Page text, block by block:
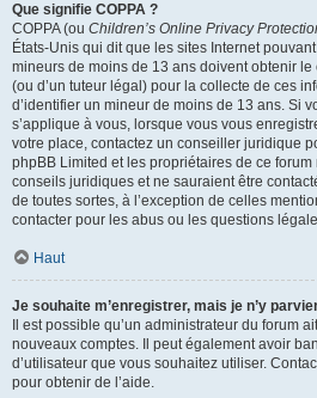
Que signifie COPPA ?
COPPA (ou Children’s Online Privacy
États-Unis qui dit que les sites Internet
mineurs de moins de 13 ans doivent obtenir
(ou d’un tuteur légal) pour la collecte de ces
d’identifier un mineur de moins de 13 ans. Si
s’applique à vous, lorsque vous vous
votre place, contactez un conseiller juridique
phpBB Limited et les propriétaires de ce
conseils juridiques et ne sauraient être
de toutes sortes, à l’exception de celles
contacter pour les abus ou les questions
Haut
Je souhaite m’enregistrer, mais je n’y
Il est possible qu’un administrateur du forum
nouveaux comptes. Il peut également avoir
d’utilisateur que vous souhaitez utiliser.
pour obtenir de l’aide.